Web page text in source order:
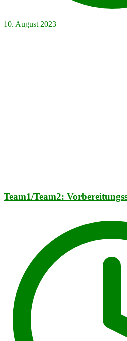
10. August 2023
Team1/Team2: